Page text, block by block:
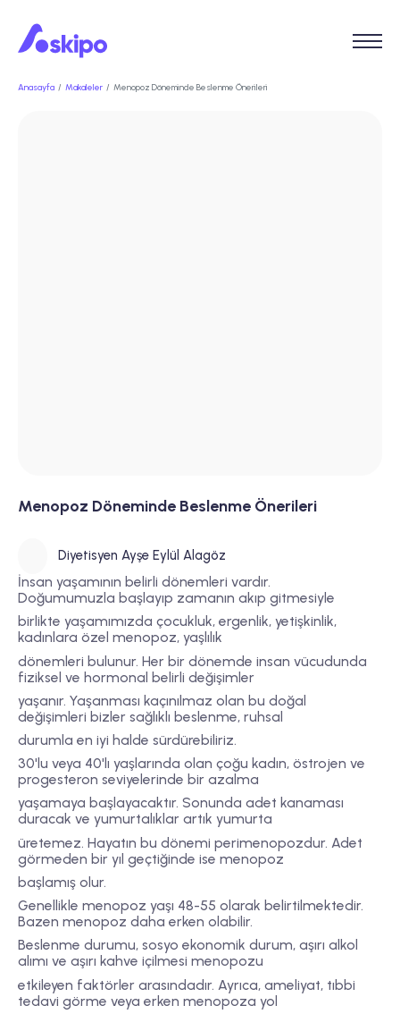
Anasayfa Makaleler Menopoz Döneminde Beslenme Önerileri
Menopoz Döneminde Beslenme Önerileri
Diyetisyen Ayşe Eylül Alagöz
İnsan yaşamının belirli dönemleri vardır.
Doğumumuzla başlayıp zamanın akıp gitmesiyle
birlikte yaşamımızda çocukluk, ergenlik, yetişkinlik,
kadınlara özel menopoz, yaşlılık
dönemleri bulunur. Her bir dönemde insan vücudunda
fiziksel ve hormonal belirli değişimler
yaşanır. Yaşanması kaçınılmaz olan bu doğal
değişimleri bizler sağlıklı beslenme, ruhsal
durumla en iyi halde sürdürebiliriz.
30'lu veya 40'lı yaşlarında olan çoğu kadın, östrojen ve
progesteron seviyelerinde bir azalma
yaşamaya başlayacaktır. Sonunda adet kanaması
duracak ve yumurtalıklar artık yumurta
üretemez. Hayatın bu dönemi perimenopozdur. Adet
görmeden bir yıl geçtiğinde ise menopoz
başlamış olur.
Genellikle menopoz yaşı 48-55 olarak belirtilmektedir.
Bazen menopoz daha erken olabilir.
Beslenme durumu, sosyo ekonomik durum, aşırı alkol
alımı ve aşırı kahve içilmesi menopozu
etkileyen faktörler arasındadır. Ayrıca, ameliyat, tıbbi
tedavi görme veya erken menopoza yol